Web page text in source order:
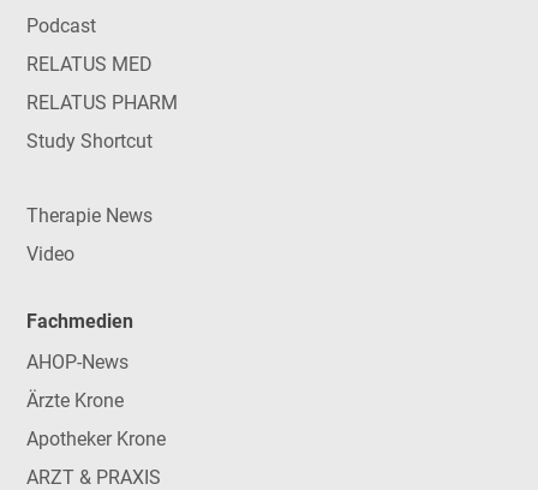
Podcast
RELATUS MED
RELATUS PHARM
Study Shortcut
Therapie News
Video
Fachmedien
AHOP-News
Ärzte Krone
Apotheker Krone
ARZT & PRAXIS